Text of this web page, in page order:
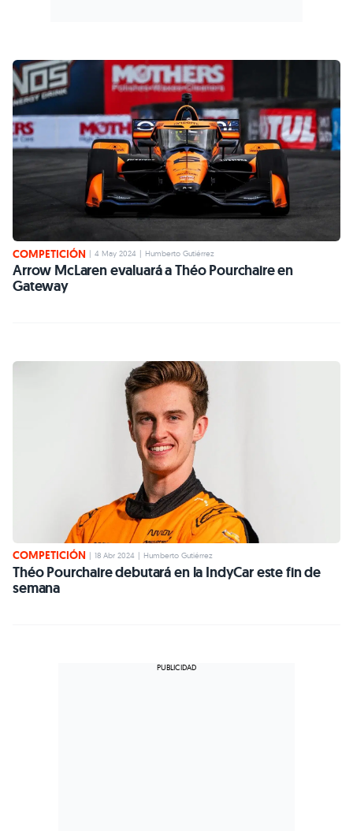
COMPETICIÓN 4 May 2024 Humberto Gutiérrez
Arrow McLaren evaluará a Théo Pourchaire en
Gateway
COMPETICIÓN | 18 Abr 2024 | Humberto Gutiérrez
Théo Pourchaire debutará en la IndyCar este fin de
semana